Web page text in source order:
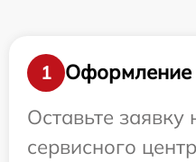
1
Оформление
Оставьте заявку
сервисного